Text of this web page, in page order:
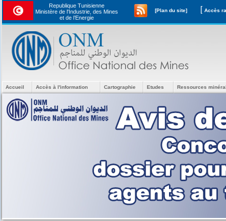
Republique Tunisienne
Ministère de l'Industrie, des Mines
et de l’Energie
[Plan du site] [
Accueil Accès à l'information Cartographie Etudes Ressources